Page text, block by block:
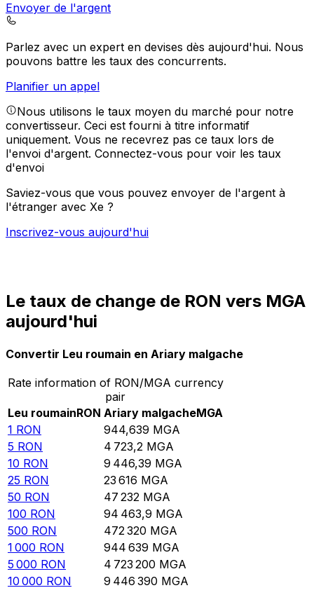
Envoyer de l'argent
Parlez avec un expert en devises dès aujourd'hui. Nous
pouvons battre les taux des concurrents.
Planifier un appel
Nous utilisons le taux moyen du marché pour notre
convertisseur. Ceci est fourni à titre informatif
uniquement. Vous ne recevrez pas ce taux lors de
l'envoi d'argent. Connectez-vous pour voir les taux
d'envoi
Saviez-vous que vous pouvez envoyer de l'argent à
l'étranger avec Xe ?
Inscrivez-vous aujourd'hui
Le taux de change de RON vers MGA
aujourd'hui
Convertir Leu roumain en Ariary malgache
Rate information of RON/MGA currency
pair
Leu roumainRON Ariary malgacheMGA
1 RON 944,639 MGA
5 RON 4 723,2 MGA
10 RON 9 446,39 MGA
25 RON 23 616 MGA
50 RON 47 232 MGA
100 RON 94 463,9 MGA
500 RON 472 320 MGA
1 000 RON 944 639 MGA
5 000 RON 4 723 200 MGA
10 000 RON 9 446 390 MGA